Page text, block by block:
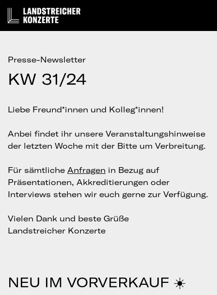
Presse-Newsletter
KW 31/24
Liebe Freund*innen und Kolleg*innen!
Anbei findet ihr unsere Veranstaltungshinweise
der letzten Woche mit der Bitte um Verbreitung.
Für sämtliche Anfragen in Bezug auf
Präsentationen, Akkreditierungen oder
Interviews stehen wir euch gerne zur Verfügung.
Vielen Dank und beste Grüße
Landstreicher Konzerte
NEU IM VORVERKAUF ☀️